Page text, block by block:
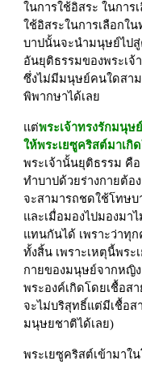
ในการใช้อิสระ ในการ
ใช้อิสระในการเลือกใ
บาปนั้นจะนำมนุษย์ไป
อันยุติธรรมของพระเ
ซึ่งไม่มีมนุษย์คนใดสา
พิพากษาได้เลย
แต่พระเจ้าทรงรักมนุษ
ให้พระเยซูคริสต์มาเกิ
พระเจ้านั้นยุติธรรม คื
ทำบาปด้วยร่างกายต้อ
จะสามารถชดใช้โทษบ
และเมื่อมองไปมองม
แทนกันได้ เพราะว่าทุ
ทั้งสิ้น เพราะเหตุนี้พระ
กายของมนุษย์จากหญิ
พระองค์เกิดโดยเชื้อส
จะไม่บริสุทธิ์แต่มีเชื้อส
มนุษยชาติได้เลย)
พระเยซูคริสต์เข้ามาใ